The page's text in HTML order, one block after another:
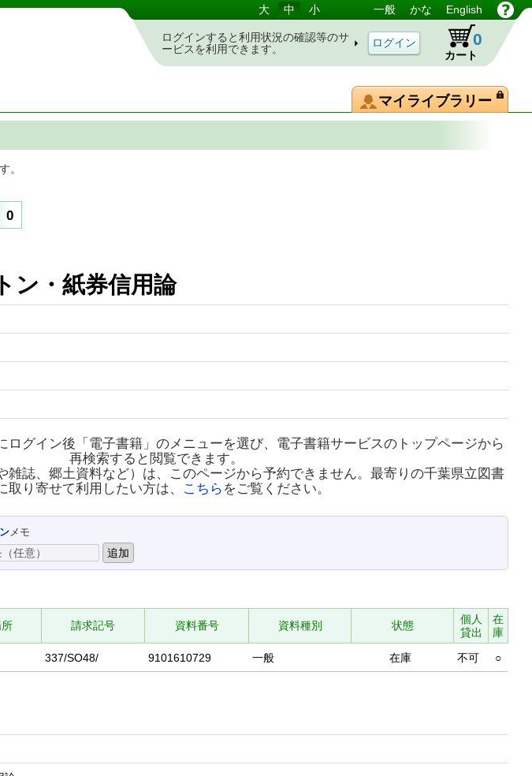
大 中 小 一般 かな English
ログインすると利用状況の確認等のサ
ービスを利用できます。
カート
0
マイライブラリー
。
0
ン・紙券信用論
ログイン後「電子書籍」のメニューを選び、電子書籍サービスのトップページから
再検索すると閲覧できます。
雑誌、郷土資料など）は、このページから予約できません。最寄りの千葉県立図書
取り寄せて利用したい方は、
こちら をご覧ください。
メモ
請求記号 資料番号 資料種別 状態
個人
貸出
在
庫
337/SO48/ 9101610729 一般 在庫 不可 ○